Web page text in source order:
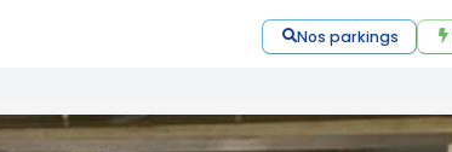
Nos parkings